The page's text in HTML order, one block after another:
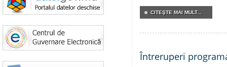
CITEŞTE MAI MULT...
Întreruperi